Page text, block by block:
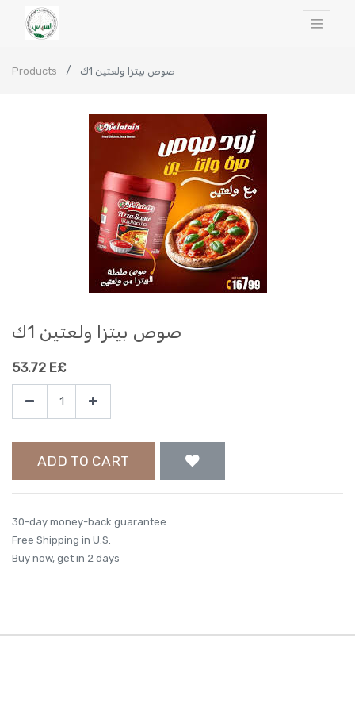
Products صوص بيتزا ولعتين 1ك
صوص بيتزا ولعتين 1ك
53.72 E£
ADD TO CART
30-day money-back guarantee
Free Shipping in U.S.
Buy now, get in 2 days